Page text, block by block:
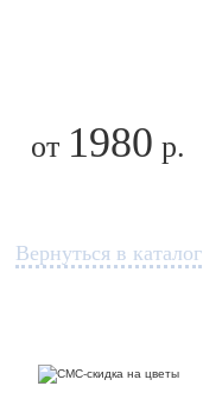
от 1980 р.
Вернуться в каталог